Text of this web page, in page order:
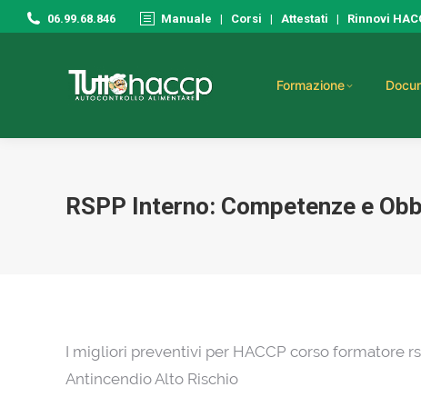
06.99.68.846 Manuale | Corsi | Attestati | Rinnovi
Formazione
RSPP Interno: Competenze e
I migliori preventivi per HACCP corso formatore
Antincendio Alto Rischio